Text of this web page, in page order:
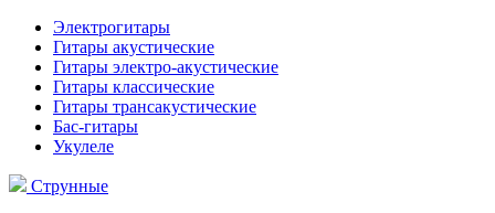
Электрогитары
Гитары акустические
Гитары электро-акустические
Гитары классические
Гитары трансакустические
Бас-гитары
Укулеле
Струнные